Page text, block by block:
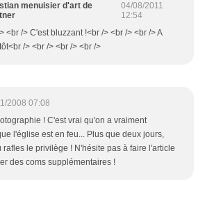
menuisier d'art de
04/08/2011
12:54
<br /> C'est bluzzant !<br /> <br /> <br /> A
/> <br /> <br /> <br />
2008 07:08
! C'est vrai qu'on a vraiment
l'église est en feu... Plus que deux jours,
rafles le privilège ! N'hésite pas à faire l'article
des coms supplémentaires !